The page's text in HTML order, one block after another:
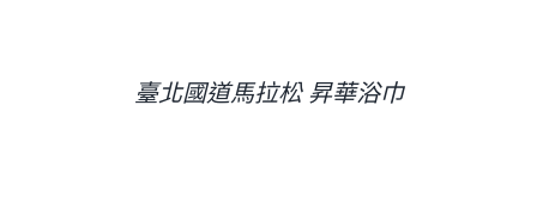
臺北國道馬拉松 昇華浴巾